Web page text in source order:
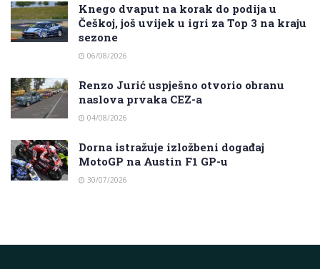
Knego dvaput na korak do podija u
Češkoj, još uvijek u igri za Top 3 na kraju
sezone
06/08/2026
Renzo Jurić uspješno otvorio obranu
naslova prvaka CEZ-a
04/08/2026
Dorna istražuje izložbeni događaj
MotoGP na Austin F1 GP-u
30/07/2026